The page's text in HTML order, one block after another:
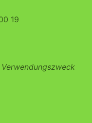
19